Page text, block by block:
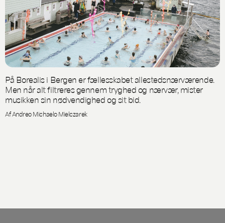
På Borealis i Bergen er fællesskabet allestedsnærværende.
Men når alt filtreres gennem tryghed og nærvær, mister
musikken sin nødvendighed og sit bid.
Af Andreo Michaelo Mielczarek